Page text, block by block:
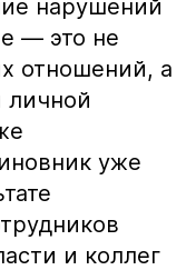
нарушений
— это не
отношений, а
личной
уже
и коллег